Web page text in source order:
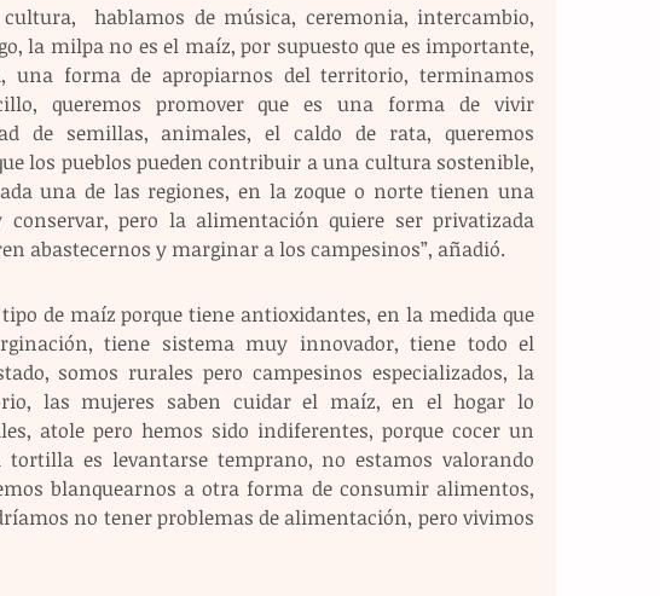
hablamos de música, ceremonia, intercambio,
la milpa no es el maíz, por supuesto que es importante,
forma de apropiarnos del territorio, terminamos
queremos promover que es una forma de vivir
de semillas, animales, el caldo de rata, queremos
los pueblos pueden contribuir a una cultura sostenible,
una de las regiones, en la zoque o norte tienen una
pero la alimentación quiere ser privatizada
abastecernos y marginar a los campesinos”, añadió.
de maíz porque tiene antioxidantes, en la medida que
tiene sistema muy innovador, tiene todo el
somos rurales pero campesinos especializados, la
las mujeres saben cuidar el maíz, en el hogar lo
atole pero hemos sido indiferentes, porque cocer un
es levantarse temprano, no estamos valorando
blanquearnos a otra forma de consumir alimentos,
no tener problemas de alimentación, pero vivimos